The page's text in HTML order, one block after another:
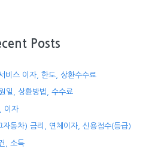
Posts
비스 이자, 한도, 상환수수료
일, 상환방법, 수수료
이자
자동차) 금리, 연체이자, 신용점수(등급)
, 소득